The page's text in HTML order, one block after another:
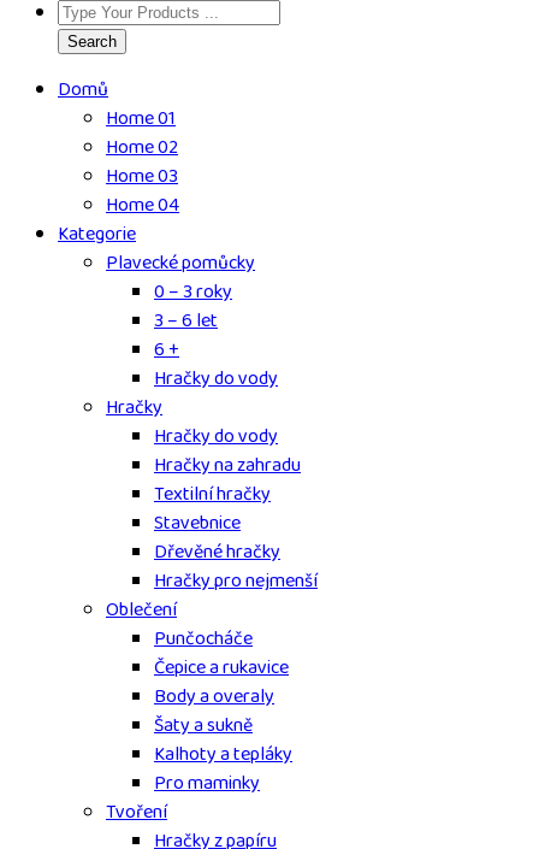
Search
Domů
Home 01
Home 02
Home 03
Home 04
Kategorie
Plavecké pomůcky
0 – 3 roky
3 – 6 let
6 +
Hračky do vody
Hračky
Hračky do vody
Hračky na zahradu
Textilní hračky
Stavebnice
Dřevěné hračky
Hračky pro nejmenší
Oblečení
Punčocháče
Čepice a rukavice
Body a overaly
Šaty a sukně
Kalhoty a tepláky
Pro maminky
Tvoření
Hračky z papíru